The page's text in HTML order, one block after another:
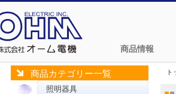
商品情報
商品カテゴリー一覧
照明器具
ト